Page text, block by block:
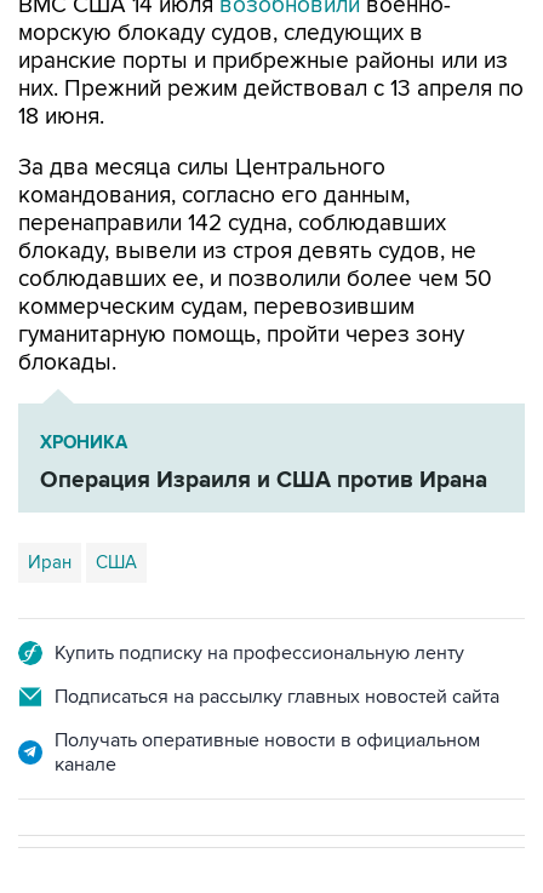
морскую блокаду судов, следующих в
иранские порты и прибрежные районы или из
них. Прежний режим действовал с 13 апреля по
18 июня.
За два месяца силы Центрального
командования, согласно его данным,
перенаправили 142 судна, соблюдавших
блокаду, вывели из строя девять судов, не
соблюдавших ее, и позволили более чем 50
коммерческим судам, перевозившим
гуманитарную помощь, пройти через зону
блокады.
ХРОНИКА
Операция Израиля и США против Ирана
Иран США
Купить подписку на профессиональную ленту
Подписаться на рассылку главных новостей сайта
Получать оперативные новости в официальном
канале